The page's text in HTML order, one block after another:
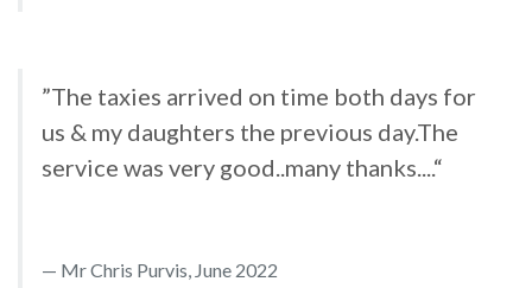
”The taxies arrived on time both days for
us & my daughters the previous day.The
service was very good..many thanks....“
Mr Chris Purvis, June 2022